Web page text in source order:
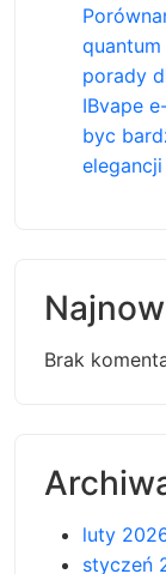
porady
IBvape
byc
elegancji
Brak
luty
styczeń